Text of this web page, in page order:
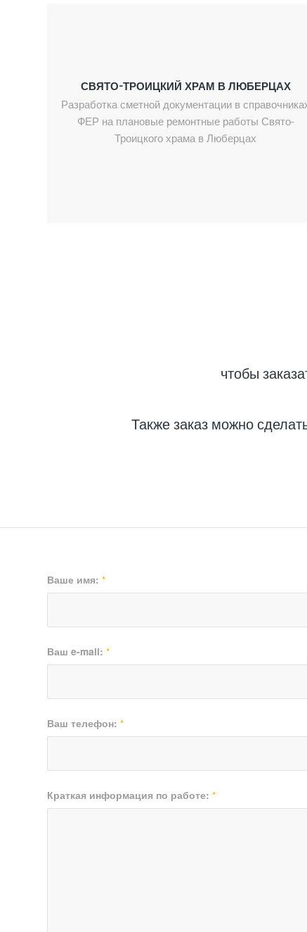
СВЯТО-ТРОИЦКИЙ ХРАМ В ЛЮБЕРЦАХ
Разработка сметной документации в
ФЕР на плановые ремонтные работы Свято-
Троицкого храма в Люберцах
чтобы
Также заказ можно
Ваше имя: *
Ваш e-mail: *
Ваш телефон: *
Краткая информация по работе: *